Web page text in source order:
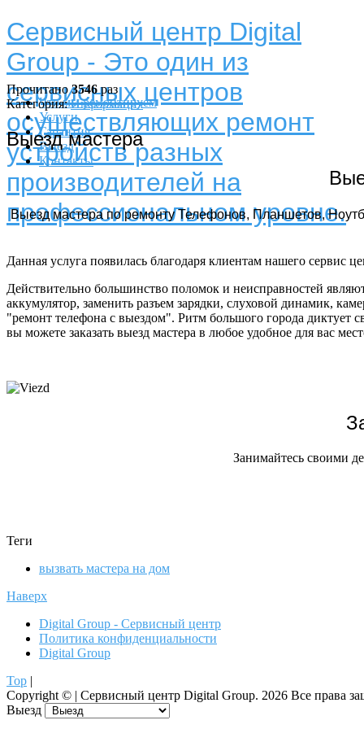
Сервисный центр Digital
Group - Это один из
сервисных центров
осуществляющих ремонт
устройств разных
производителей на
профессиональном уровне.
Что мы ремонтируем
Услуги
Гарантия
Выезд
Контакты
Прочитано3546раз
Категория: Информация
Выезд мастера
Выезд мастера по ремонту Телефонов, Планшетов,
Данная услуга появилась благодаря клиентам нашего сервис
Действительно большинство поломок и неисправностей
аккумулятор, заменить разъем зарядки, слуховой динамик,
"ремонт телефона с выездом". Ритм большого города диктует
вы можете заказать выезд мастера в любое удобное для вас
Занимайтесь своими
Теги
вызвать мастера на дом
Наверх
Digital Group - Сервисный центр
Политика конфиденциальности
Digital Group
Top |
Copyright © | Сервисный центр Digital Group. 2026 Все права
Выезд